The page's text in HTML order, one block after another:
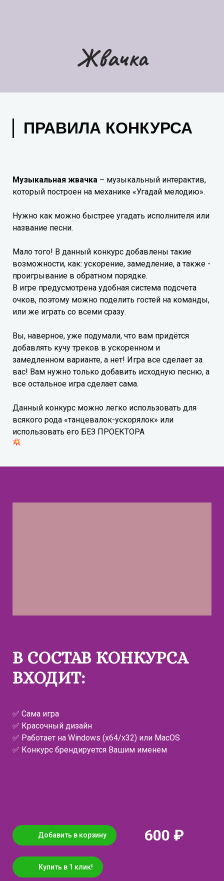
Жвачка
ПРАВИЛА КОНКУРСА
Музыкальная жвачка – музыкальный интерактив,
который построен на механике «Угадай мелодию».
Нужно как можно быстрее угадать исполнителя или
название песни.
Мало того! В данный конкурс добавлены такие
возможности, как: ускорение, замедление, а также -
проигрывание в обратном порядке.
В игре предусмотрена удобная система подсчета
очков, поэтому можно поделить гостей на команды,
или же играть со всеми сразу.
Вы, наверное, уже подумали, что вам придётся
добавлять кучу треков в ускоренном и
замедленном варианте, а нет! Игра все сделает за
вас! Вам нужно только добавить исходную песню, а
все остальное игра сделает сама.
Данный конкурс можно легко использовать для
всякого рода «танцевалок-ускорялок» или
использовать его БЕЗ ПРОЕКТОРА
В СОСТАВ КОНКУРСА
ВХОДИТ:
✅ Сама игра
✅ Красочный дизайн
✅ Работает на Windows (x64/x32) или MacOS
✅ Конкурс брендируется Вашим именем
Добавить в корзину 600 ₽
Купить в 1 клик!